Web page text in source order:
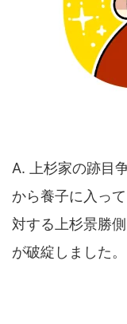
A. 上杉家の跡目
から養子に入っ
対する上杉景勝
が破綻しました。